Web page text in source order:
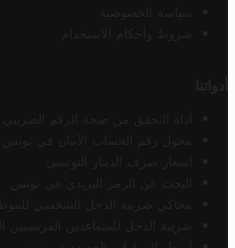
سياسة الخصوصية
شروط وأحكام الاستخدام
أدواتنا
أداة التحقق من صحة الرقم الضريبي
محول رقم الحساب الآيبان في تونس
أسعار صرف الدينار التونسي
البحث عن الرمز البريدي في تونس
محاكي ضريبة الدخل الشخصي
ضريبة الدخل للمتقاعدين الفرنسيين